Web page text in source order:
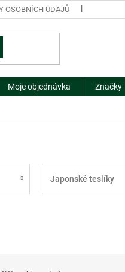
OSOBNÍCH ÚDAJŮ
Moje objednávka Značky
Japonské teslíky